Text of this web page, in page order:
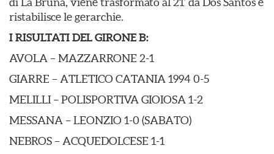
ristabilisce le gerarchie.
I RISULTATI DEL GIRONE B:
AVOLA – MAZZARRONE 2-1
GIARRE – ATLETICO CATANIA 1994 0-5
MELILLI – POLISPORTIVA GIOIOSA 1-2
MESSANA – LEONZIO 1-0 (SABATO)
NEBROS – ACQUEDOLCESE 1-1